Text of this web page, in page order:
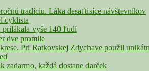
tradíciu. Láka desaťtisíce návštevníkov
cyklista
prilákala vyše 140 ľudí
dve promile
Pri Ratkovskej Zdychave použil
každá dostane darček